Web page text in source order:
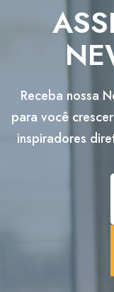
Receba nossa
para você
inspiradores